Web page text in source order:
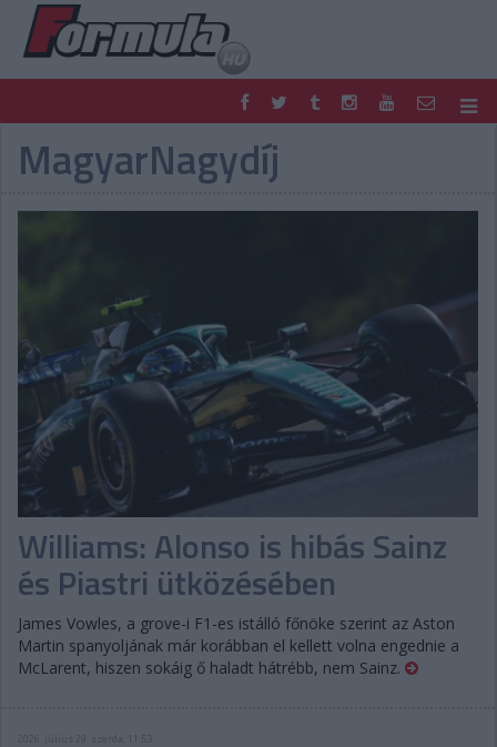
F1
PARC FERMÉ
FORMULA
MOTOR
DIGITÁLIS MAGAZIN
VERSENYNAPTÁRAK
MagyarNagydíj
Williams: Alonso is hibás Sainz
és Piastri ütközésében
James Vowles, a grove-i F1-es istálló főnöke szerint az Aston
Martin spanyoljának már korábban el kellett volna engednie a
McLarent, hiszen sokáig ő haladt hátrébb, nem Sainz.
2026. július 29. szerda, 11:53